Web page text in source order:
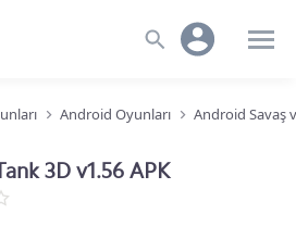
Android Oyunları Android Savaş
3D v1.56 APK